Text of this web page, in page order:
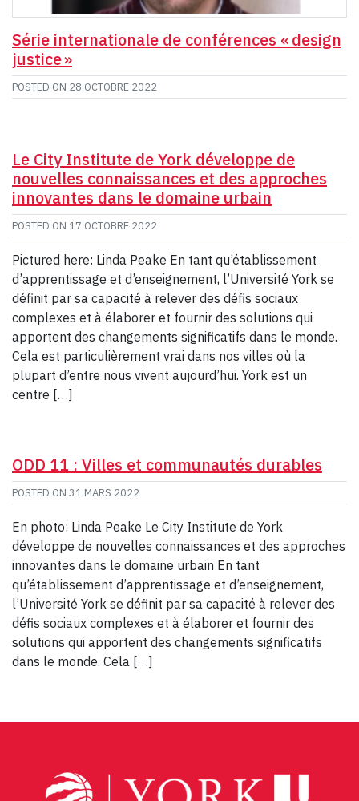
Série internationale de conférences « design
justice »
POSTED ON 28 OCTOBRE 2022
Le City Institute de York développe de
nouvelles connaissances et des approches
innovantes dans le domaine urbain
POSTED ON 17 OCTOBRE 2022
Pictured here: Linda Peake En tant qu’établissement
d’apprentissage et d’enseignement, l’Université York se
définit par sa capacité à relever des défis sociaux
complexes et à élaborer et fournir des solutions qui
apportent des changements significatifs dans le monde.
Cela est particulièrement vrai dans nos villes où la
plupart d’entre nous vivent aujourd’hui. York est un
centre […]
ODD 11 : Villes et communautés durables
POSTED ON 31 MARS 2022
En photo: Linda Peake Le City Institute de York
développe de nouvelles connaissances et des approches
innovantes dans le domaine urbain En tant
qu’établissement d’apprentissage et d’enseignement,
l’Université York se définit par sa capacité à relever des
défis sociaux complexes et à élaborer et fournir des
solutions qui apportent des changements significatifs
dans le monde. Cela […]